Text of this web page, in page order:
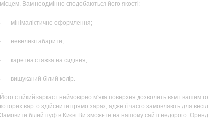
місцем. Вам неодмінно сподобаються його якості:
· мінімалістичне оформлення;
· невеликі габарити;
· каретна стяжка на сидіння;
· вишуканий білий колір.
Його стійкий каркас і неймовірно м'яка поверхня дозволить вам і вашим
которих варто здійснити прямо зараз, адже її часто замовляють для
Замовити білий пуф в Києві Ви зможете на нашому сайті недорого.